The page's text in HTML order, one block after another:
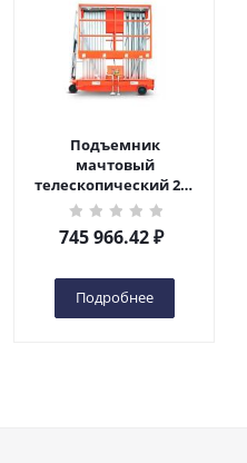
Подъемник
мачтовый
телескопический 200
кг 10 м TOR GTWY10-
200S DC 2-мачтовый
(автономный) (N) в
745 966.42₽
Подробнее